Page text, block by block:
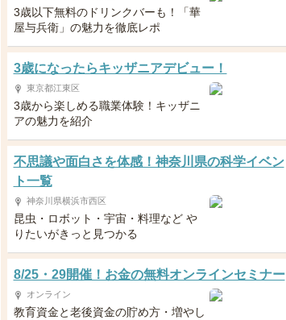
3歳以下無料のドリンクバーも！「華
屋与兵衛」の魅力を徹底レポ
3歳になったらキッザニアデビュー！
東京都江東区
3歳から楽しめる職業体験！キッザニ
アの魅力を紹介
不思議や面白さを体感！神奈川県の科学イベン
ト一覧
神奈川県横浜市西区
昆虫・ロボット・宇宙・料理など や
りたいがきっと見つかる
8/25・29開催！お金の無料オンラインセミナー
オンライン
教育資金と老後資金の貯め方・増やし